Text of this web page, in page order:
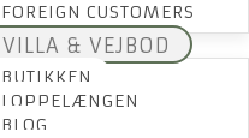
FOREIGN CUSTOMERS
VILLA & VEJBOD
BUTIKKEN
LOPPELÆNGEN
BLOG